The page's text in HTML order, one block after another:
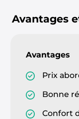
Avantages
Avantages
Prix
Bonne
Confort